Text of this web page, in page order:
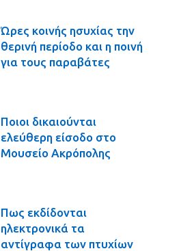
Ώρες κοινής ησυχίας την
θερινή περίοδο και η ποινή
για τους παραβάτες
Ποιοι δικαιούνται
ελεύθερη είσοδο στο
Μουσείο Ακρόπολης
Πως εκδίδονται
ηλεκτρονικά τα
αντίγραφα των πτυχίων